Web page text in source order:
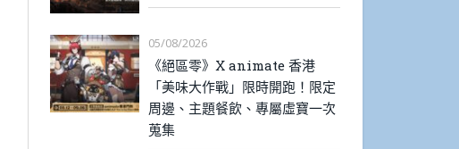
05/08/2026
《絕區零》X animate 香港
「美味大作戰」限時開跑！限定
周邊、主題餐飲、專屬虛寶一次
蒐集